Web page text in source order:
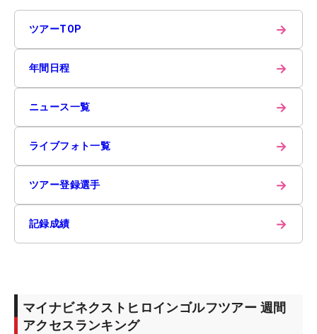
ツアーTOP →
年間日程 →
ニュース一覧 →
ライブフォト一覧 →
ツアー登録選手 →
記録成績 →
マイナビネクストヒロインゴルフツアー 週間
アクセスランキング